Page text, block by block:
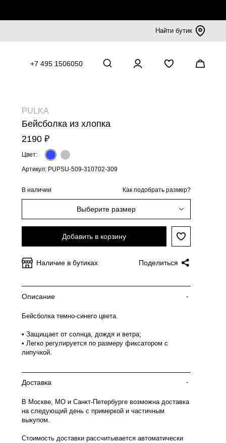
Найти бутик
+7 495 1506050
PULKA
Бейсболка из хлопка
2190 ₽
Цвет:
Артикул: PUPSU-509-310702-309
В наличии Как подобрать размер?
Выберите размер
Добавить в корзину
Наличие в бутиках Поделиться
Описание -
Бейсболка темно-синего цвета.
• Защищает от солнца, дождя и ветра;
• Легко регулируется по размеру фиксатором с
липучкой.
Доставка -
В Москве, МО и Санкт-Петербурге возможна доставка
на следующий день с примеркой и частичным
выкупом.
Стоимость доставки рассчитывается автоматически